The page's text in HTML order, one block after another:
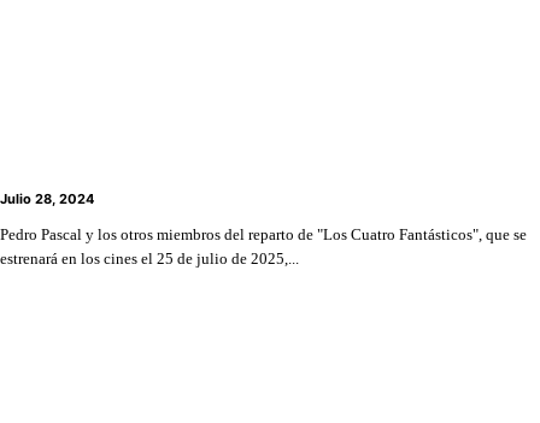
Julio 28, 2024
Pedro Pascal y los otros miembros del reparto de "Los Cuatro Fantásticos", que se
estrenará en los cines el 25 de julio de 2025,...